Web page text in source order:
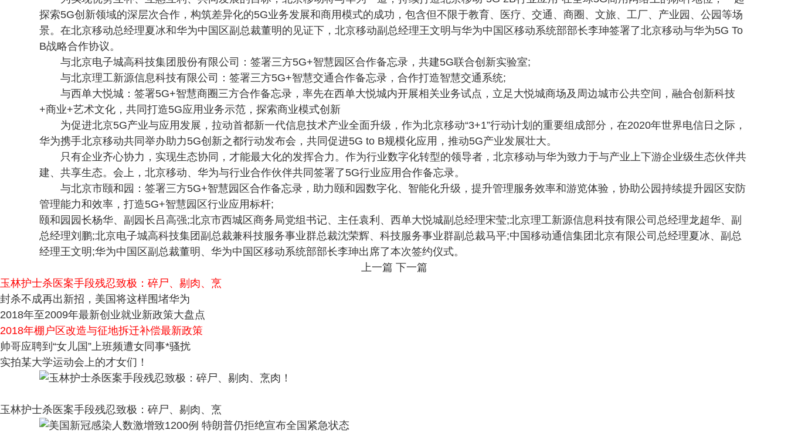
探索5G创新领域的深层次合作，构筑差异化的5G业务发展和商用模式的成功，包含但不限于教育、医疗、交通、商圈、文旅、工厂、产业园、公园等场
景。在北京移动总经理夏冰和华为中国区副总裁董明的见证下，北京移动副总经理王文明与华为中国区移动系统部部长李珅签署了北京移动与华为5G To
B战略合作协议。
与北京电子城高科技集团股份有限公司：签署三方5G+智慧园区合作备忘录，共建5G联合创新实验室;
与北京理工新源信息科技有限公司：签署三方5G+智慧交通合作备忘录，合作打造智慧交通系统;
与西单大悦城：签署5G+智慧商圈三方合作备忘录，率先在西单大悦城内开展相关业务试点，立足大悦城商场及周边城市公共空间，融合创新科技
+商业+艺术文化，共同打造5G应用业务示范，探索商业模式创新
为促进北京5G产业与应用发展，拉动首都新一代信息技术产业全面升级，作为北京移动“3+1”行动计划的重要组成部分，在2020年世界电信日之际，
华为携手北京移动共同举办助力5G创新之都行动发布会，共同促进5G to B规模化应用，推动5G产业发展壮大。
只有企业齐心协力，实现生态协同，才能最大化的发挥合力。作为行业数字化转型的领导者，北京移动与华为致力于与产业上下游企业级生态伙伴共
建、共享生态。会上，北京移动、华为与行业合作伙伴共同签署了5G行业应用合作备忘录。
与北京市颐和园：签署三方5G+智慧园区合作备忘录，助力颐和园数字化、智能化升级，提升管理服务效率和游览体验，协助公园持续提升园区安防
管理能力和效率，打造5G+智慧园区行业应用标杆;
颐和园园长杨华、副园长吕高强;北京市西城区商务局党组书记、主任袁利、西单大悦城副总经理宋莹;北京理工新源信息科技有限公司总经理龙超华、副
总经理刘鹏;北京电子城高科技集团副总裁兼科技服务事业群总裁沈荣辉、科技服务事业群副总裁马平;中国移动通信集团北京有限公司总经理夏冰、副总
经理王文明;华为中国区副总裁董明、华为中国区移动系统部部长李珅出席了本次签约仪式。
上一篇 下一篇
玉林护士杀医案手段残忍致极：碎尸、剔肉、烹
封杀不成再出新招，美国将这样围堵华为
2018年至2009年最新创业就业新政策大盘点
2018年棚户区改造与征地拆迁补偿最新政策
帅哥应聘到“女儿国”上班频遭女同事*骚扰
实拍某大学运动会上的才女们！
玉林护士杀医案手段残忍致极：碎尸、剔肉、烹